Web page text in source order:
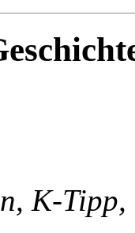
K-Tipp,